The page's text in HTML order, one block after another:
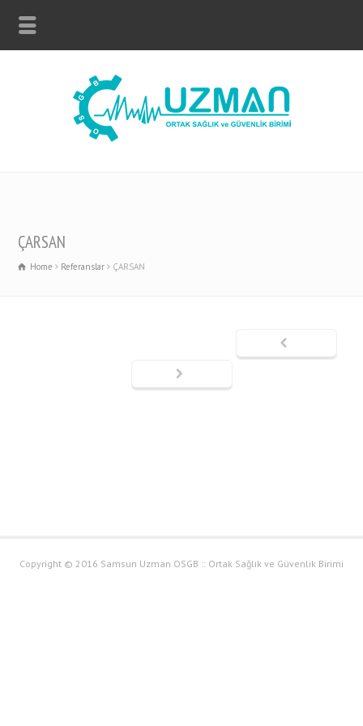
ÇARSAN
Home Referanslar ÇARSAN
Copyright © 2016 Samsun Uzman OSGB :: Ortak Sağlık ve Güvenlik Birimi